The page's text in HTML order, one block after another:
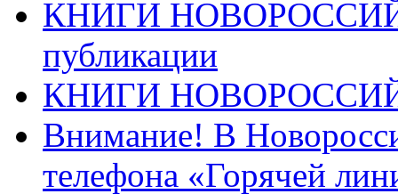
КНИГИ
публикации
КНИГИ
Внимание! В
телефона «Горячей